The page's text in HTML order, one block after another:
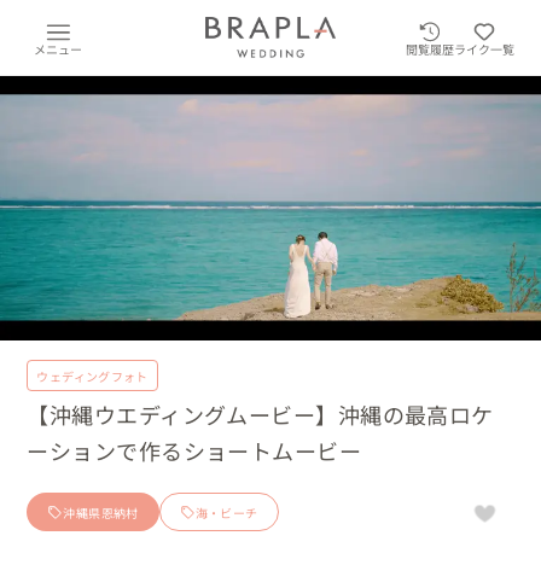
メニュー 閲覧履歴ライク一覧
ウェディングフォト
【沖縄ウエディングムービー】沖縄の最高ロケ
ーションで作るショートムービー
沖縄県恩納村 海・ビーチ